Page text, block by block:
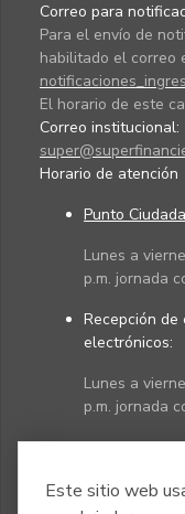
Este sitio web
Correo para
Para el envío de
habilitado el correo
El horario de este
Correo institucional:
Horario de atención
Punto
Lunes a
p.m. jornada
Recepción de
electrónicos:
Lunes a
p.m. jornada